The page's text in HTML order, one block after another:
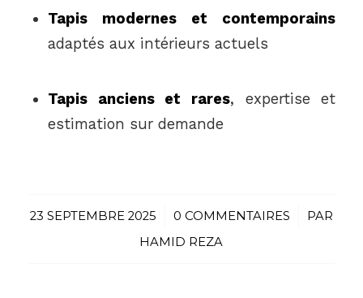
Tapis modernes et contemporains
adaptés aux intérieurs actuels
Tapis anciens et rares, expertise et
estimation sur demande
23 SEPTEMBRE 2025
/ 0 COMMENTAIRES
/
PAR
HAMID REZA